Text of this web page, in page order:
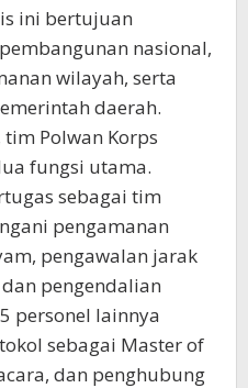
ini bertujuan
nasional,
wilayah, serta
daerah.
Polwan Korps
fungsi utama.
sebagai tim
pengamanan
pengawalan jarak
pengendalian
personel lainnya
sebagai Master of
dan penghubung